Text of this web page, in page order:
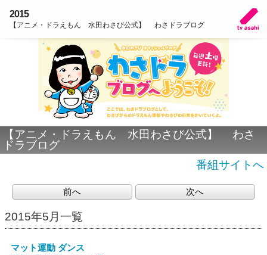
2015
【アニメ・ドラえもん 水田わさび公式】 わさドラブログ
【アニメ・ドラえもん 水田わさび公式】 わさ
ドラブログ
番組サイトへ
前へ 次へ
2015年5月一覧
マット運動 ダンス